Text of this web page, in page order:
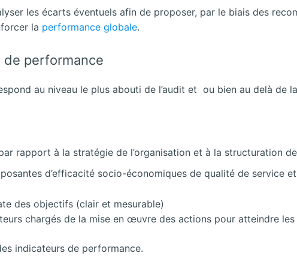
les écarts éventuels afin de proposer, par le biais des
la performance globale.
performance
au niveau le plus abouti de l’audit et ou bien au delà de
rapport à la stratégie de l’organisation et à la structuration
d’efficacité socio-économiques de qualité de service
des objectifs (clair et mesurable)
chargés de la mise en œuvre des actions pour atteindre
indicateurs de performance.